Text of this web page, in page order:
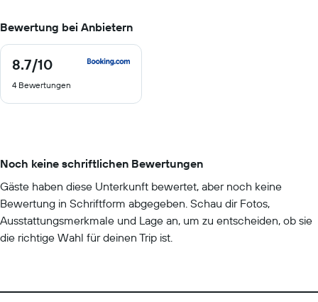
Bewertung bei Anbietern
8.7/10
8.7
10
4 Bewertungen
Noch keine schriftlichen Bewertungen
Gäste haben diese Unterkunft bewertet, aber noch keine
Bewertung in Schriftform abgegeben. Schau dir Fotos,
Ausstattungsmerkmale und Lage an, um zu entscheiden, ob sie
die richtige Wahl für deinen Trip ist.